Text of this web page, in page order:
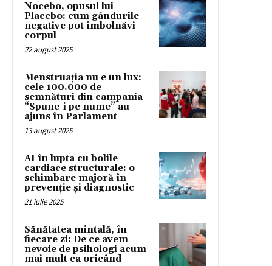
Nocebo, opusul lui
Placebo: cum gândurile
negative pot îmbolnăvi
corpul
22 august 2025
Menstruația nu e un lux:
cele 100.000 de
semnături din campania
“Spune-i pe nume” au
ajuns în Parlament
13 august 2025
AI în lupta cu bolile
cardiace structurale: o
schimbare majoră în
prevenție și diagnostic
21 iulie 2025
Sănătatea mintală, în
fiecare zi: De ce avem
nevoie de psihologi acum
mai mult ca oricând